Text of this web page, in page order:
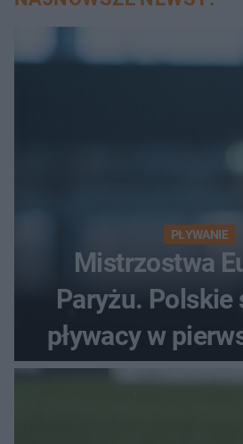
PŁYWANIE
Mistrzostwa
Paryżu. Polskie
pływacy w
finałów